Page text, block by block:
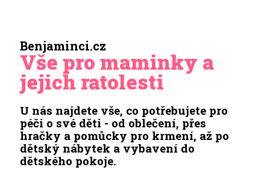
Benjaminci.cz
Vše pro maminky a
jejich ratolesti
U nás najdete vše, co potřebujete pro
péči o své děti - od oblečení, přes
hračky a pomůcky pro krmení, až po
dětský nábytek a vybavení do
dětského pokoje.